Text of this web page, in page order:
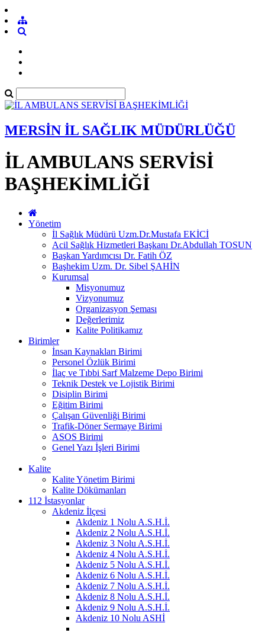
MERSİN İL SAĞLIK MÜDÜRLÜĞÜ
İL AMBULANS SERVİSİ
BAŞHEKİMLİĞİ
Yönetim
İl Sağlık Müdürü Uzm.Dr.Mustafa EKİCİ
Acil Sağlık Hizmetleri Başkanı Dr.Abdullah TOSUN
Başkan Yardımcısı Dr. Fatih ÖZ
Başhekim Uzm. Dr. Sibel ŞAHİN
Kurumsal
Misyonumuz
Vizyonumuz
Organizasyon Şeması
Değerlerimiz
Kalite Politikamız
Birimler
İnsan Kaynakları Birimi
Personel Özlük Birimi
İlaç ve Tıbbi Sarf Malzeme Depo Birimi
Teknik Destek ve Lojistik Birimi
Disiplin Birimi
Eğitim Birimi
Çalışan Güvenliği Birimi
Trafik-Döner Sermaye Birimi
ASOS Birimi
Genel Yazı İşleri Birimi
Kalite
Kalite Yönetim Birimi
Kalite Dökümanları
112 İstasyonlar
Akdeniz İlçesi
Akdeniz 1 Nolu A.S.H.İ.
Akdeniz 2 Nolu A.S.H.İ.
Akdeniz 3 Nolu A.S.H.İ.
Akdeniz 4 Nolu A.S.H.İ.
Akdeniz 5 Nolu A.S.H.İ.
Akdeniz 6 Nolu A.S.H.İ.
Akdeniz 7 Nolu A.S.H.İ.
Akdeniz 8 Nolu A.S.H.İ.
Akdeniz 9 Nolu A.S.H.İ.
Akdeniz 10 Nolu ASHİ